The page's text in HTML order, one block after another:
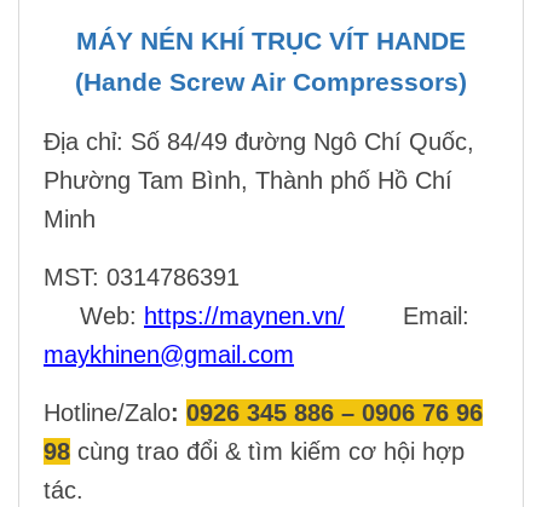
MÁY NÉN KHÍ TRỤC VÍT HANDE
(Hande Screw Air Compressors)
Địa chỉ: Số 84/49 đường Ngô Chí Quốc,
Phường Tam Bình, Thành phố Hồ Chí
Minh
MST: 0314786391
Web: https://maynen.vn/ Email:
maykhinen@gmail.com
Hotline/Zalo: 0926 345 886 – 0906 76 96
98 cùng trao đổi & tìm kiếm cơ hội hợp
tác.